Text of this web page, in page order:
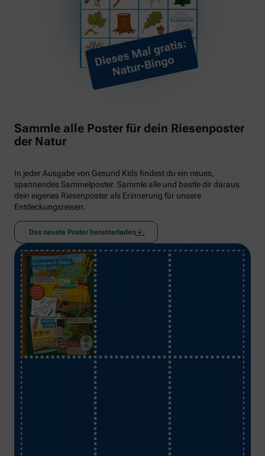
Sammle alle Poster für dein Riesenposter
der Natur
In jeder Ausgabe von Gesund Kids findest du ein neues,
spannendes Sammelposter. Sammle alle und bastle dir daraus
dein eigenes Riesenposter als Erinnerung für unsere
Entdeckungsreisen.
Das neuste Poster herunterladen